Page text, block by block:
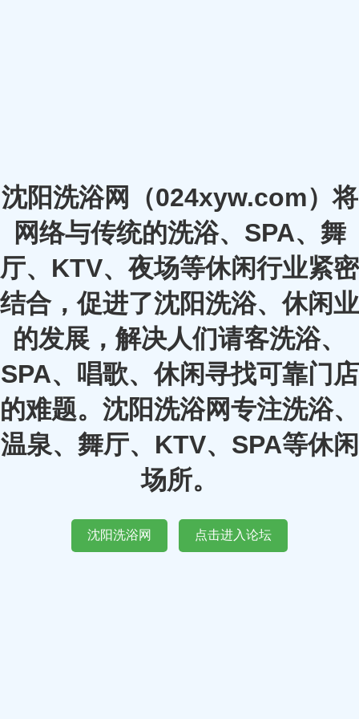
沈阳洗浴网（024xyw.com）将
网络与传统的洗浴、SPA、舞
厅、KTV、夜场等休闲行业紧密
结合，促进了沈阳洗浴、休闲业
的发展，解决人们请客洗浴、
SPA、唱歌、休闲寻找可靠门店
的难题。沈阳洗浴网专注洗浴、
温泉、舞厅、KTV、SPA等休闲
场所。
沈阳洗浴网 点击进入论坛